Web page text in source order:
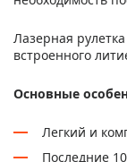
Лазерная
встроенного
Основные
Легкий и
Последние